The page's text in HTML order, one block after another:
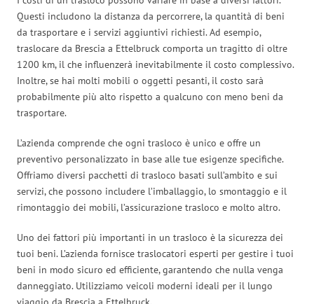
Questi includono la distanza da percorrere, la quantità di beni
da trasportare e i servizi aggiuntivi richiesti. Ad esempio,
traslocare da Brescia a Ettelbruck comporta un tragitto di oltre
1200 km, il che influenzerà inevitabilmente il costo complessivo.
Inoltre, se hai molti mobili o oggetti pesanti, il costo sarà
probabilmente più alto rispetto a qualcuno con meno beni da
trasportare.
L’azienda comprende che ogni trasloco è unico e offre un
preventivo personalizzato in base alle tue esigenze specifiche.
Offriamo diversi pacchetti di trasloco basati sull’ambito e sui
servizi, che possono includere l’imballaggio, lo smontaggio e il
rimontaggio dei mobili, l’assicurazione trasloco e molto altro.
Uno dei fattori più importanti in un trasloco è la sicurezza dei
tuoi beni. L’azienda fornisce traslocatori esperti per gestire i tuoi
beni in modo sicuro ed efficiente, garantendo che nulla venga
danneggiato. Utilizziamo veicoli moderni ideali per il lungo